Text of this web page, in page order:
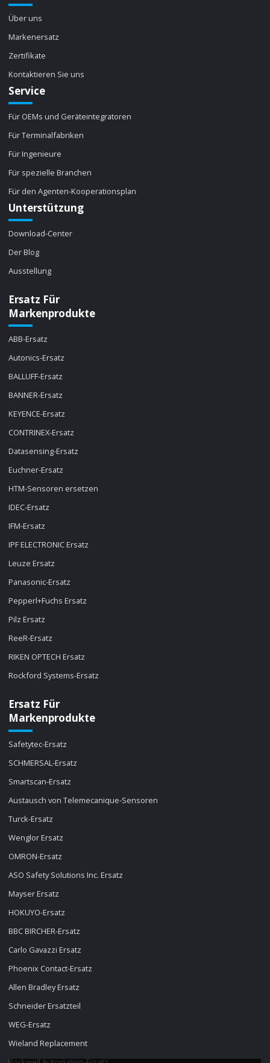
Über uns
Markenersatz
Zertifikate
Kontaktieren Sie uns
Service
Für OEMs und Geräteintegratoren
Für Terminalfabriken
Für Ingenieure
Für spezielle Branchen
Für den Agenten-Kooperationsplan
Unterstützung
Download-Center
Der Blog
Ausstellung
Ersatz Für
Markenprodukte
ABB-Ersatz
Autonics-Ersatz
BALLUFF-Ersatz
BANNER-Ersatz
KEYENCE-Ersatz
CONTRINEX-Ersatz
Datasensing-Ersatz
Euchner-Ersatz
HTM-Sensoren ersetzen
IDEC-Ersatz
IFM-Ersatz
IPF ELECTRONIC Ersatz
Leuze Ersatz
Panasonic-Ersatz
Pepperl+Fuchs Ersatz
Pilz Ersatz
ReeR-Ersatz
RIKEN OPTECH Ersatz
Rockford Systems-Ersatz
Ersatz Für
Markenprodukte
Safetytec-Ersatz
SCHMERSAL-Ersatz
Smartscan-Ersatz
Austausch von Telemecanique-Sensoren
Turck-Ersatz
Wenglor Ersatz
OMRON-Ersatz
ASO Safety Solutions Inc. Ersatz
Mayser Ersatz
HOKUYO-Ersatz
BBC BIRCHER-Ersatz
Carlo Gavazzi Ersatz
Phoenix Contact-Ersatz
Allen Bradley Ersatz
Schneider Ersatzteil
WEG-Ersatz
Wieland Replacement